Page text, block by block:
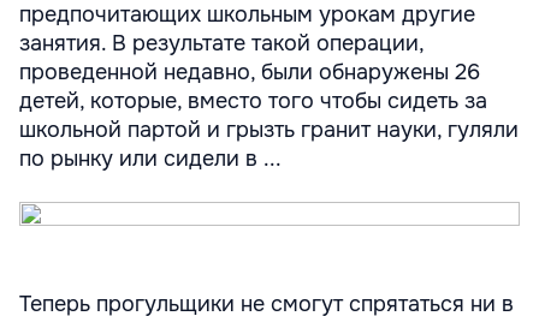
предпочитающих школьным урокам другие
занятия. В результате такой операции,
проведенной недавно, были обнаружены 26
детей, которые, вместо того чтобы сидеть за
школьной партой и грызть гранит науки, гуляли
по рынку или сидели в ...
Теперь прогульщики не смогут спрятаться ни в